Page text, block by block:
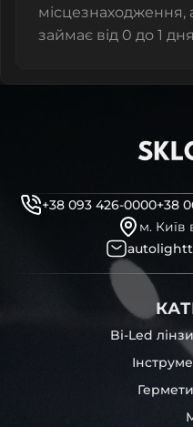
місцезнаходження,
займає від 0 до 1
+38 093 426-0000+38
м. Київ
Bi-Led